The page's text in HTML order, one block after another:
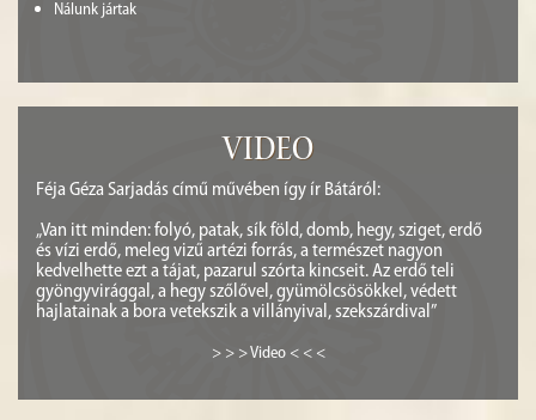
Nálunk jártak
Video
Féja Géza Sarjadás című művében így ír Bátáról:
„Van itt minden: folyó, patak, sík föld, domb, hegy, sziget, erdő
és vízi erdő, meleg vizű artézi forrás, a természet nagyon
kedvelhette ezt a tájat, pazarul szórta kincseit. Az erdő teli
gyöngyvirággal, a hegy szőlővel, gyümölcsösökkel, védett
hajlatainak a bora vetekszik a villányival, szekszárdival”
> > > Video < < <